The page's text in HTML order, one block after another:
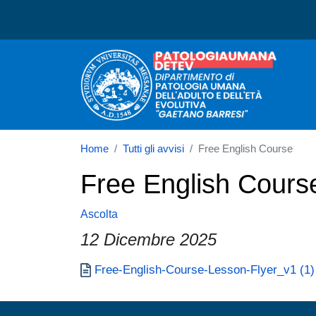
Dipartimento di
Home Tutti gli avvisi Free English Course
Free English
Ascolta
12 Dicembre 2025
Paragrafo
Documento
Free-English-Course-Lesson-Flyer_v1